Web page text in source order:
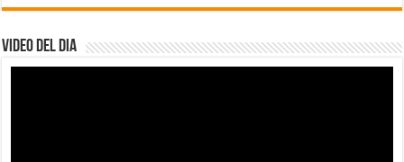
Video del dia